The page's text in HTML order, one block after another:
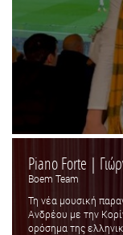
Piano Forte |
Boem Team
Τη νέα μουσική
Ανδρέου με την
ορόσημα της